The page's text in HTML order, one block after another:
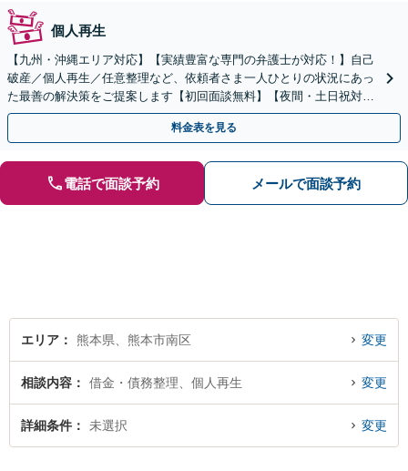
個人再生
【九州・沖縄エリア対応】【実績豊富な専門の弁護士が対応！】自己
破産／個人再生／任意整理など、依頼者さま一人ひとりの状況にあっ
た最善の解決策をご提案します【初回面談無料】【夜間・土日祝対応
可】【ビデオ面談可】
料金表を見る
電話で面談予約 メールで面談予約
エリア 熊本県、熊本市南区 変更
相談内容 借金・債務整理、個人再生 変更
詳細条件 未選択 変更